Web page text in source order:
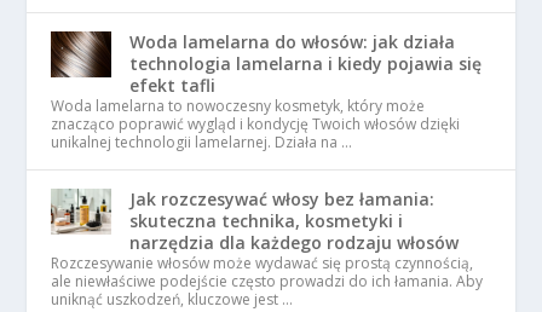
Woda lamelarna do włosów: jak działa
technologia lamelarna i kiedy pojawia się
efekt tafli
Woda lamelarna to nowoczesny kosmetyk, który może
znacząco poprawić wygląd i kondycję Twoich włosów dzięki
unikalnej technologii lamelarnej. Działa na …
Jak rozczesywać włosy bez łamania:
skuteczna technika, kosmetyki i
narzędzia dla każdego rodzaju włosów
Rozczesywanie włosów może wydawać się prostą czynnością,
ale niewłaściwe podejście często prowadzi do ich łamania. Aby
uniknąć uszkodzeń, kluczowe jest …